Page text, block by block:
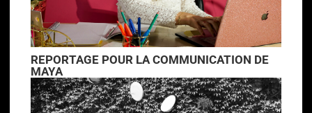
REPORTAGE POUR LA COMMUNICATION DE
MAYA